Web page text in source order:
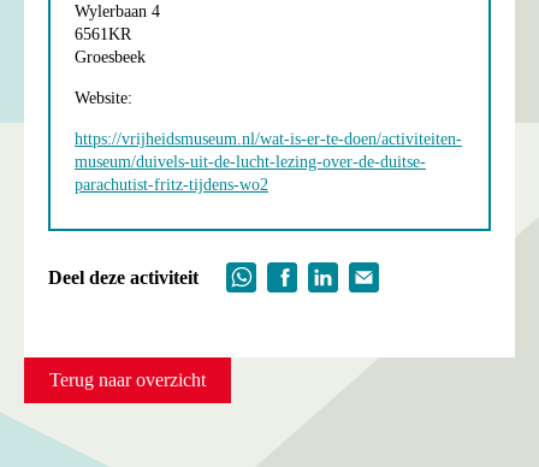
Wylerbaan 4
6561KR
Groesbeek
Website:
https://vrijheidsmuseum.nl/wat-is-er-te-doen/activiteiten-
museum/duivels-uit-de-lucht-lezing-over-de-duitse-
parachutist-fritz-tijdens-wo2
Deel deze activiteit
Terug naar overzicht